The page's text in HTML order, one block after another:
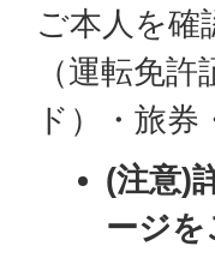
ご本人を確
（運転免
ド）・旅
(注意)
ージを